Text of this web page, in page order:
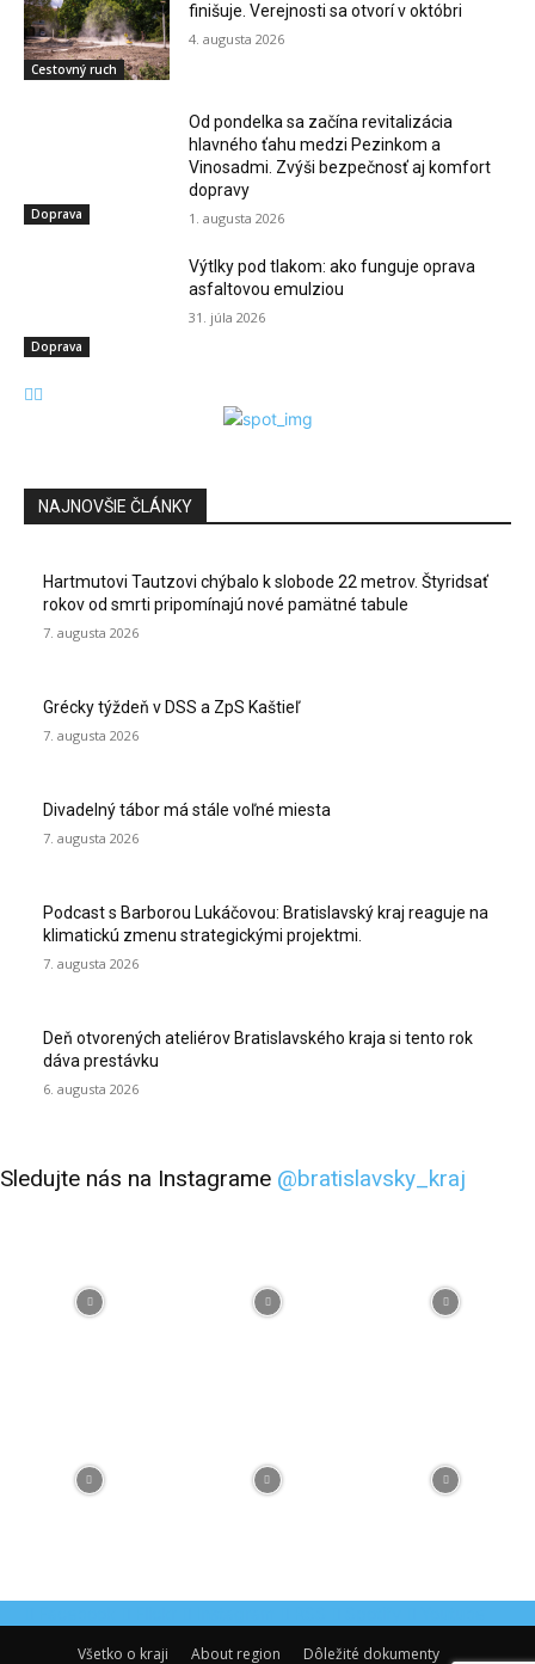
Cestovný ruch
finišuje. Verejnosti sa otvorí v októbri
4. augusta 2026
Doprava
Od pondelka sa začína revitalizácia
hlavného ťahu medzi Pezinkom a
Vinosadmi. Zvýši bezpečnosť aj komfort
dopravy
1. augusta 2026
Doprava
Výtlky pod tlakom: ako funguje oprava
asfaltovou emulziou
31. júla 2026
NAJNOVŠIE ČLÁNKY
Hartmutovi Tautzovi chýbalo k slobode 22 metrov. Štyridsať
rokov od smrti pripomínajú nové pamätné tabule
7. augusta 2026
Grécky týždeň v DSS a ZpS Kaštieľ
7. augusta 2026
Divadelný tábor má stále voľné miesta
7. augusta 2026
Podcast s Barborou Lukáčovou: Bratislavský kraj reaguje na
klimatickú zmenu strategickými projektmi.
7. augusta 2026
Deň otvorených ateliérov Bratislavského kraja si tento rok
dáva prestávku
6. augusta 2026
Sledujte nás na Instagrame @bratislavsky_kraj
Všetko o kraji
About region Dôležité dokumenty